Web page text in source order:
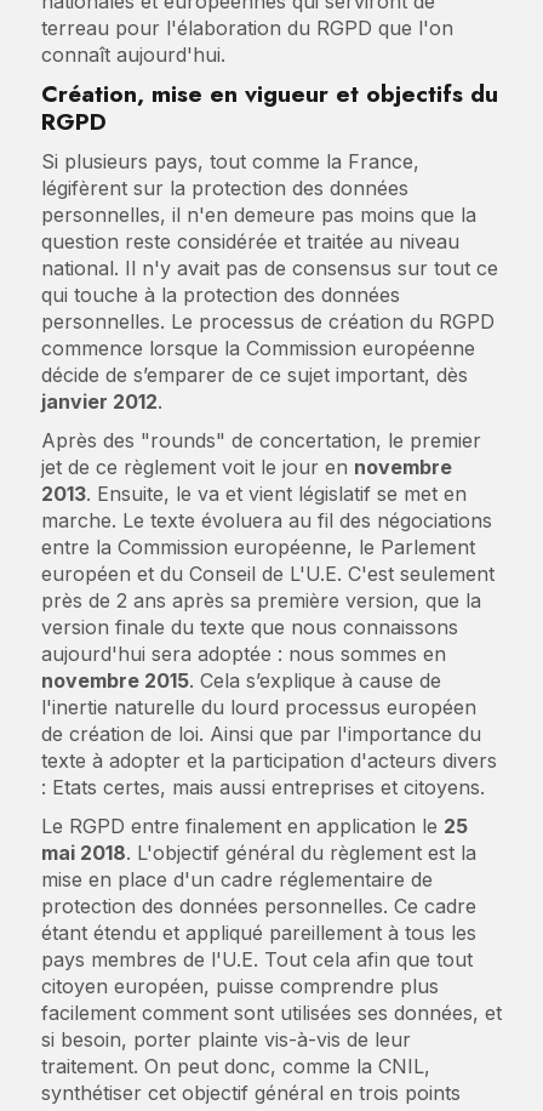
terreau pour l'élaboration du RGPD que l'on
connaît aujourd'hui.
Création, mise en vigueur et objectifs du
RGPD
Si plusieurs pays, tout comme la France,
légifèrent sur la protection des données
personnelles, il n'en demeure pas moins que la
question reste considérée et traitée au niveau
national. Il n'y avait pas de consensus sur tout ce
qui touche à la protection des données
personnelles. Le processus de création du RGPD
commence lorsque la Commission européenne
décide de s’emparer de ce sujet important, dès
janvier 2012.
Après des "rounds" de concertation, le premier
jet de ce règlement voit le jour en novembre
2013. Ensuite, le va et vient législatif se met en
marche. Le texte évoluera au fil des négociations
entre la Commission européenne, le Parlement
européen et du Conseil de L'U.E. C'est seulement
près de 2 ans après sa première version, que la
version finale du texte que nous connaissons
aujourd'hui sera adoptée : nous sommes en
novembre 2015. Cela s’explique à cause de
l'inertie naturelle du lourd processus européen
de création de loi. Ainsi que par l'importance du
texte à adopter et la participation d'acteurs divers
: Etats certes, mais aussi entreprises et citoyens.
Le RGPD entre finalement en application le 25
mai 2018. L'objectif général du règlement est la
mise en place d'un cadre réglementaire de
protection des données personnelles. Ce cadre
étant étendu et appliqué pareillement à tous les
pays membres de l'U.E. Tout cela afin que tout
citoyen européen, puisse comprendre plus
facilement comment sont utilisées ses données, et
si besoin, porter plainte vis-à-vis de leur
traitement. On peut donc, comme la CNIL,
synthétiser cet objectif général en trois points